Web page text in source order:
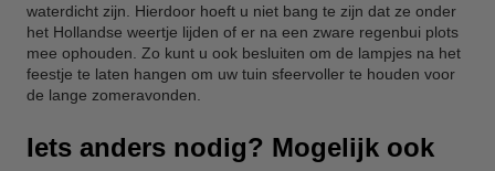
waterdicht zijn. Hierdoor hoeft u niet bang te zijn dat ze onder
het Hollandse weertje lijden of er na een zware regenbui plots
mee ophouden. Zo kunt u ook besluiten om de lampjes na het
feestje te laten hangen om uw tuin sfeervoller te houden voor
de lange zomeravonden.
Iets anders nodig? Mogelijk ook